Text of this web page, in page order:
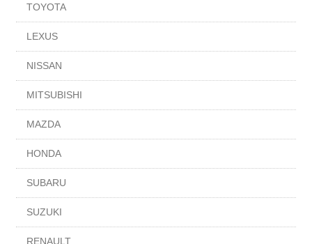
TOYOTA
LEXUS
NISSAN
MITSUBISHI
MAZDA
HONDA
SUBARU
SUZUKI
RENAULT